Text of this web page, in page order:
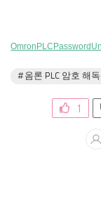
#옴론 PLC 암호 해
1